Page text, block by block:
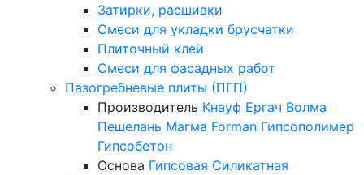
Затирки, расшивки
Смеси для укладки брусчатки
Плиточный клей
Смеси для фасадных работ
Пазогребневые плиты (ПГП)
Производитель Кнауф Ергач Волма
Пешелань Магма Forman Гипсополимер
Гипсобетон
Основа Гипсовая Силикатная